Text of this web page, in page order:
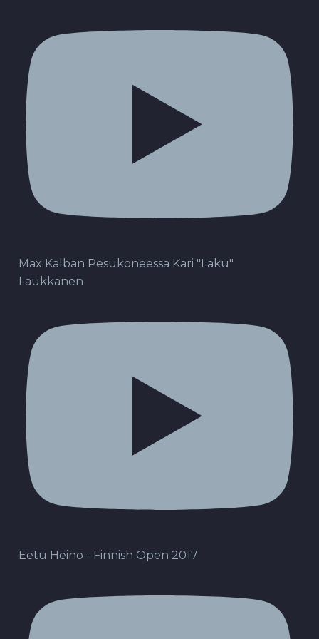
Max Kalban Pesukoneessa Kari "Laku"
Laukkanen
Eetu Heino - Finnish Open 2017